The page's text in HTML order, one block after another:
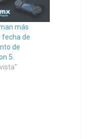
más
fecha de
de
5.